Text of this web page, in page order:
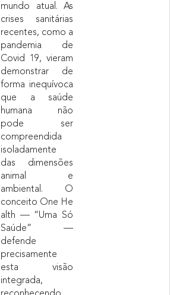
mundo atual. As
crises sanitárias
recentes, como a
pandemia de
Covid 19, vieram
demonstrar de
forma inequívoca
que a saúde
humana não
pode ser
compreendida
isoladamente
das dimensões
animal e
ambiental. O
conceito One He
alth — “Uma Só
Saúde” —
defende
precisamente
esta visão
integrada,